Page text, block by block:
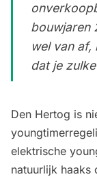
bouwjaren
wel van
dat je
Den Hertog is
elektrische
natuurlijk